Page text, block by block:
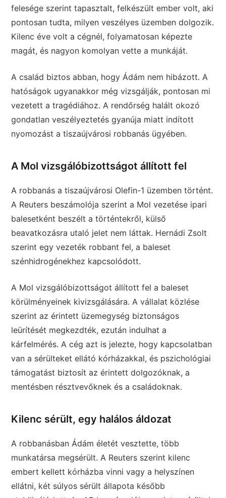
felesége szerint tapasztalt, felkészült ember volt, aki
pontosan tudta, milyen veszélyes üzemben dolgozik.
Kilenc éve volt a cégnél, folyamatosan képezte
magát, és nagyon komolyan vette a munkáját.
A család biztos abban, hogy Ádám nem hibázott. A
hatóságok ugyanakkor még vizsgálják, pontosan mi
vezetett a tragédiához. A rendőrség halált okozó
gondatlan veszélyeztetés gyanúja miatt indított
nyomozást a tiszaújvárosi robbanás ügyében.
A Mol vizsgálóbizottságot állított fel
A robbanás a tiszaújvárosi Olefin-1 üzemben történt.
A Reuters beszámolója szerint a Mol vezetése ipari
balesetként beszélt a történtekről, külső
beavatkozásra utaló jelet nem láttak. Hernádi Zsolt
szerint egy vezeték robbant fel, a baleset
szénhidrogénekhez kapcsolódott.
A Mol vizsgálóbizottságot állított fel a baleset
körülményeinek kivizsgálására. A vállalat közlése
szerint az érintett üzemegység biztonságos
leürítését megkezdték, ezután indulhat a
kárfelmérés. A cég azt is jelezte, hogy kapcsolatban
van a sérülteket ellátó kórházakkal, és pszichológiai
támogatást biztosít az érintett dolgozóknak, a
mentésben résztvevőknek és a családoknak.
Kilenc sérült, egy halálos áldozat
A robbanásban Ádám életét vesztette, több
munkatársa megsérült. A Reuters szerint kilenc
embert kellett kórházba vinni vagy a helyszínen
ellátni, két súlyos sérült állapota később